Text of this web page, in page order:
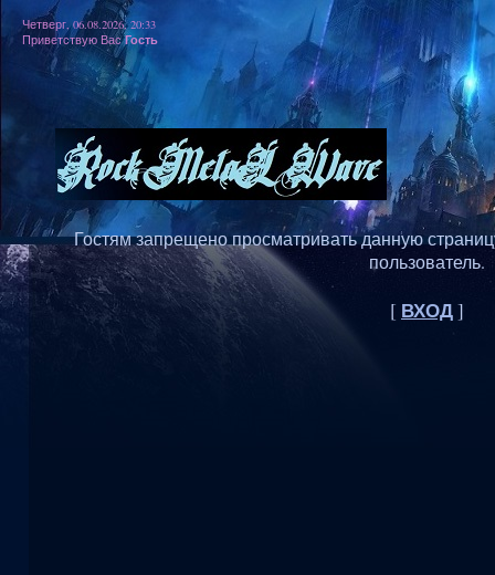
Четверг, 06.08.2026, 20:33
Приветствую Вас Гость
Гостям запрещено просматривать данную
пользователь.
[ ВХОД]